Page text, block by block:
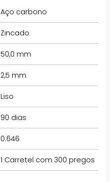
Aço carbono
Zincado
50,0 mm
2,5 mm
Liso
90 dias
0.646
1 Carretel com 300 pregos